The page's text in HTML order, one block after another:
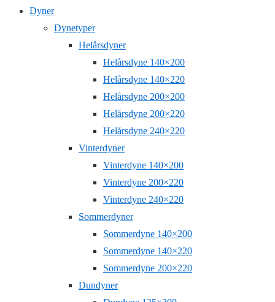
Dyner
Dynetyper
Helårsdyner
Helårsdyne 140×200
Helårsdyne 140×220
Helårsdyne 200×200
Helårsdyne 200×220
Helårsdyne 240×220
Vinterdyner
Vinterdyne 140×200
Vinterdyne 200×220
Vinterdyne 240×220
Sommerdyner
Sommerdyne 140×200
Sommerdyne 140×220
Sommerdyne 200×220
Dundyner